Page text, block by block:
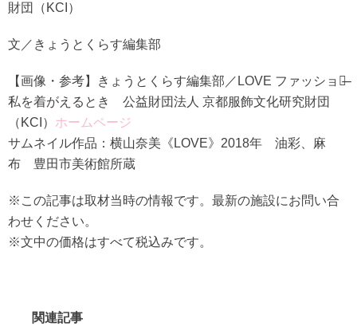
財団（KCI）
文／きょうとくらす編集部
【画像・参考】きょうとくらす編集部／LOVE ファッション̶
私を着がえるとき 公益財団法人 京都服飾文化研究財団
（KCI） ホームページ
サムネイル作品：横山奈美《LOVE》2018年 油彩、麻
布 豊田市美術館所蔵
※この記事は取材当時の情報です。最新の施設にお問い合
わせください。
※文中の価格はすべて税込みです。
関連記事